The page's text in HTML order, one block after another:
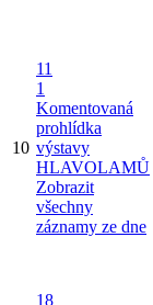
10
11
1
Komentovaná
prohlídka
výstavy
HLAVOLAMŮ
Zobrazit
všechny
záznamy ze dne
18